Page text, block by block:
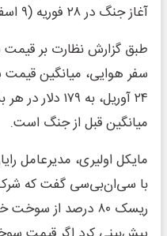
آغاز جنگ در ۲۸ فوریه (۹ اسفند)، افزایش یافته است.
طبق گزارش نظارت بر
سفر هوایی، میانگین
۲۴ آوریل، به
میانگین قبل از جنگ است.
مایکل اولیری، مدیرعامل
با سی‌ان‌بی‌سی گفت که
ریسک ۸۰ درصد از